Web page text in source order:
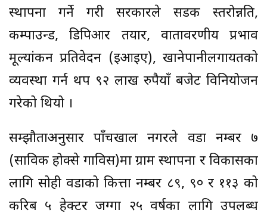
स्थापना गर्ने गरी सरकारले सडक स्तरोन्नति,
कम्पाउन्ड, डिपिआर तयार, वातावरणीय प्रभाव
मूल्यांकन प्रतिवेदन (इआइए), खानेपानीलगायतको
व्यवस्था गर्न थप ९२ लाख रुपैयाँ बजेट विनियोजन
गरेको थियो ।
सम्झौताअनुसार पाँचखाल नगरले वडा नम्बर ७
(साविक होक्से गाविस)मा ग्राम स्थापना र विकासका
लागि सोही वडाको कित्ता नम्बर ८९, ९० र ११३ को
करिब ५ हेक्टर जग्गा २५ वर्षका लागि उपलब्ध